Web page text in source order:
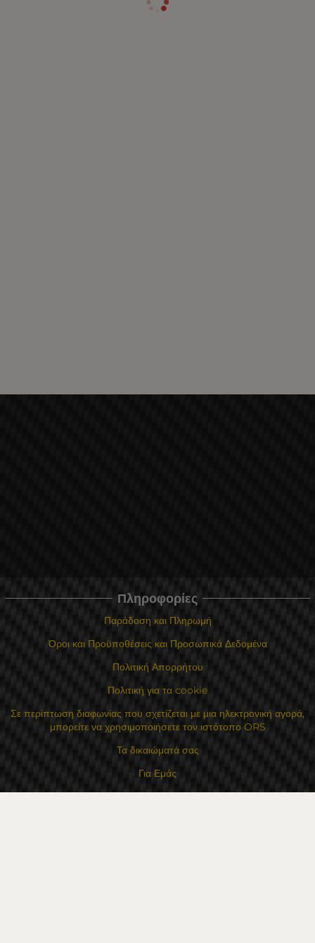
Πληροφορίες
Παράδοση και Πληρωμή
Όροι και Προϋποθέσεις και Προσωπικά Δεδομένα
Πολιτική Απορρήτου
Πολιτική για τα cookie
Σε περίπτωση διαφωνίας που σχετίζεται με μια ηλεκτρονική αγορά,
μπορείτε να χρησιμοποιήσετε τον ιστότοπο ORS
Τα δικαιώματά σας
Για Εμάς
Χάρτης τοποθεσίας